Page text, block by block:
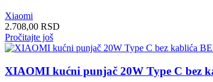
Xiaomi
2.708,00 RSD
Pročitajte još
XIAOMI kućni punjač 20W Type C bez